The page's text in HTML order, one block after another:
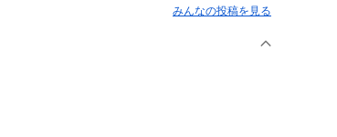
みんなの投稿を見る